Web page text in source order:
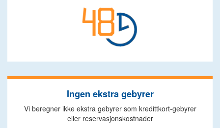
Ingen ekstra gebyrer
Vi beregner ikke ekstra gebyrer som kredittkort-gebyrer
eller reservasjonskostnader